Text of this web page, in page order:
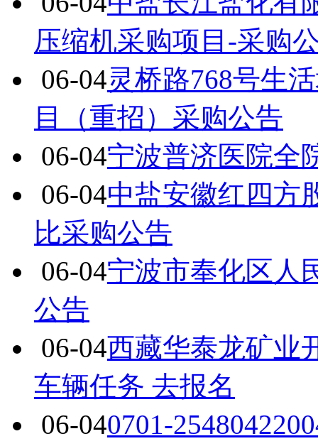
压缩机采购项目-采购
06-04灵桥路768号生
目（重招）采购公告
06-04宁波普济医院全
06-04中盐安徽红四方
比采购公告
06-04宁波市奉化区人
公告
06-04西藏华泰龙矿业
车辆任务 去报名
06-040701-